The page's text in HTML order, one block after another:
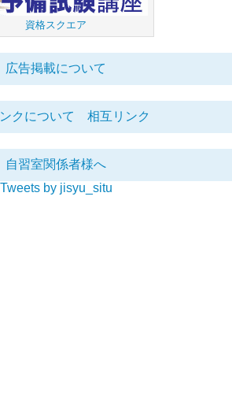
資格スクエア
広告掲載について
クについて 相互リンク
自習室関係者様へ
Tweets by jisyu_situ